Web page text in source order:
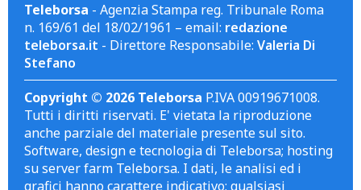
Teleborsa - Agenzia Stampa reg. Tribunale Roma
n. 169/61 del 18/02/1961 – email: redazione
teleborsa.it - Direttore Responsabile: Valeria Di
Stefano
Copyright © 2026 Teleborsa P.IVA 00919671008.
Tutti i diritti riservati. E' vietata la riproduzione
anche parziale del materiale presente sul sito.
Software, design e tecnologia di Teleborsa; hosting
su server farm Teleborsa. I dati, le analisi ed i
grafici hanno carattere indicativo; qualsiasi